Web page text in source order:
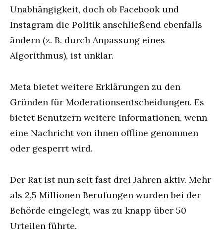
Unabhängigkeit, doch ob Facebook und
Instagram die Politik anschließend ebenfalls
ändern (z. B. durch Anpassung eines
Algorithmus), ist unklar.
Meta bietet weitere Erklärungen zu den
Gründen für Moderationsentscheidungen. Es
bietet Benutzern weitere Informationen, wenn
eine Nachricht von ihnen offline genommen
oder gesperrt wird.
Der Rat ist nun seit fast drei Jahren aktiv. Mehr
als 2,5 Millionen Berufungen wurden bei der
Behörde eingelegt, was zu knapp über 50
Urteilen führte.